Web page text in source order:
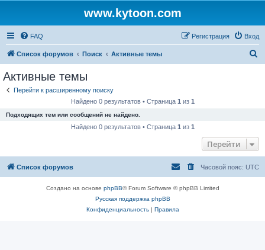
www.kytoon.com
FAQ Вход
Регистрация
Список форумов Поиск Активные темы
Активные темы
Перейти к расширенному поиску
Найдено 0 результатов • Страница 1 из 1
Подходящих тем или сообщений не найдено.
Найдено 0 результатов • Страница 1 из 1
Перейти
Список форумов Часовой пояс: UTC
Создано на основе phpBB® Forum Software © phpBB Limited
Русская поддержка phpBB
Конфиденциальность| Правила